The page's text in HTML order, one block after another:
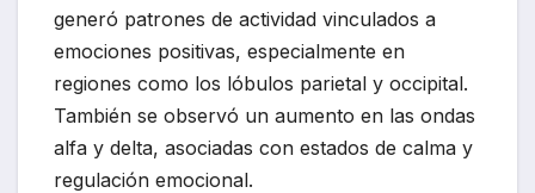
generó patrones de actividad vinculados a
emociones positivas, especialmente en
regiones como los lóbulos parietal y occipital.
También se observó un aumento en las ondas
alfa y delta, asociadas con estados de calma y
regulación emocional.